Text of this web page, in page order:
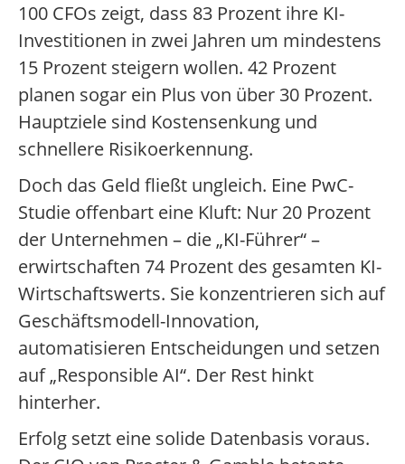
100 CFOs zeigt, dass 83 Prozent ihre KI-
Investitionen in zwei Jahren um mindestens
15 Prozent steigern wollen. 42 Prozent
planen sogar ein Plus von über 30 Prozent.
Hauptziele sind Kostensenkung und
schnellere Risikoerkennung.
Doch das Geld fließt ungleich. Eine PwC-
Studie offenbart eine Kluft: Nur 20 Prozent
der Unternehmen – die „KI-Führer“ –
erwirtschaften 74 Prozent des gesamten KI-
Wirtschaftswerts. Sie konzentrieren sich auf
Geschäftsmodell-Innovation,
automatisieren Entscheidungen und setzen
auf „Responsible AI“. Der Rest hinkt
hinterher.
Erfolg setzt eine solide Datenbasis voraus.